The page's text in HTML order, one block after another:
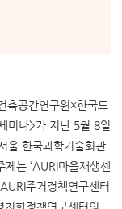
축공간연구원×한국도
미나>가 지난 5월 8일
울 한국과학기술회관
는 ‘AURI마을재생센
주거정책연구센터